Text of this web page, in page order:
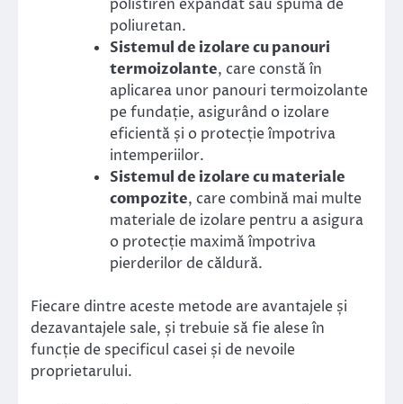
polistiren expandat sau spumă de
poliuretan.
Sistemul de izolare cu panouri
termoizolante, care constă în
aplicarea unor panouri termoizolante
pe fundație, asigurând o izolare
eficientă și o protecție împotriva
intemperiilor.
Sistemul de izolare cu materiale
compozite, care combină mai multe
materiale de izolare pentru a asigura
o protecție maximă împotriva
pierderilor de căldură.
Fiecare dintre aceste metode are avantajele și
dezavantajele sale, și trebuie să fie alese în
funcție de specificul casei și de nevoile
proprietarului.